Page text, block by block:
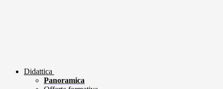
Didattica
Panoramica